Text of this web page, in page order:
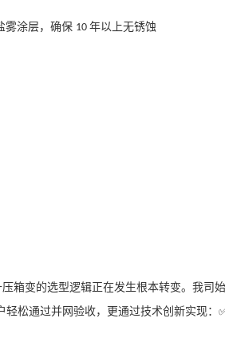
雾涂层，确保 10 年以上无锈蚀
箱变的选型逻辑正在发生根本转变。我司
松通过并网验收，更通过技术创新实现：